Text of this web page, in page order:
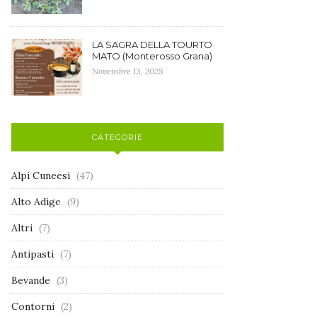
LA SAGRA DELLA TOURTO
MATO (Monterosso Grana)
Novembre 13, 2025
CATEGORIE
Alpi Cuneesi (47)
Alto Adige (9)
Altri (7)
Antipasti (7)
Bevande (3)
Contorni (2)